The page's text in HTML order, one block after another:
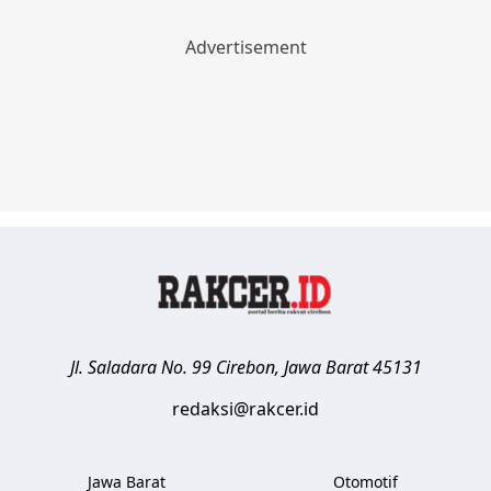
Jl. Saladara No. 99 Cirebon, Jawa Barat 45131
redaksi@rakcer.id
Jawa Barat Otomotif